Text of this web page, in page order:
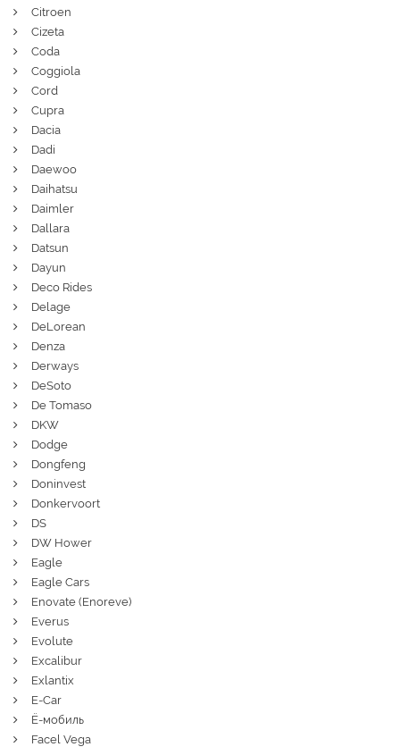
Citroen
Cizeta
Coda
Coggiola
Cord
Cupra
Dacia
Dadi
Daewoo
Daihatsu
Daimler
Dallara
Datsun
Dayun
Deco Rides
Delage
DeLorean
Denza
Derways
DeSoto
De Tomaso
DKW
Dodge
Dongfeng
Doninvest
Donkervoort
DS
DW Hower
Eagle
Eagle Cars
Enovate (Enoreve)
Everus
Evolute
Excalibur
Exlantix
E-Car
Ё-мобиль
Facel Vega